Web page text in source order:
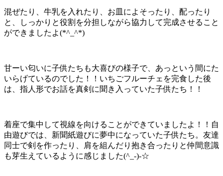
混ぜたり、牛乳を入れたり、お皿によそったり、配ったり
と、しっかりと役割を分担しながら協力して完成させること
ができましたよ(*^_^*)
甘ーい匂いに子供たちも大喜びの様子で、あっという間にた
いらげているのでした！！いちごフルーチェを完食した後
は、指人形でお話を真剣に聞き入っていた子供たち！！
着座で集中して視線を向けることができていましたよ！！自
由遊びでは、新聞紙遊びに夢中になっていた子供たち。友達
同士で剣を作ったり、肩を組んだり抱き合ったりと仲間意識
も芽生えているように感じました(^_-)-☆